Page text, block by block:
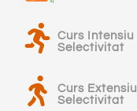
Curs Intensiu
Selectivitat
Curs Extensiu
Selectivitat